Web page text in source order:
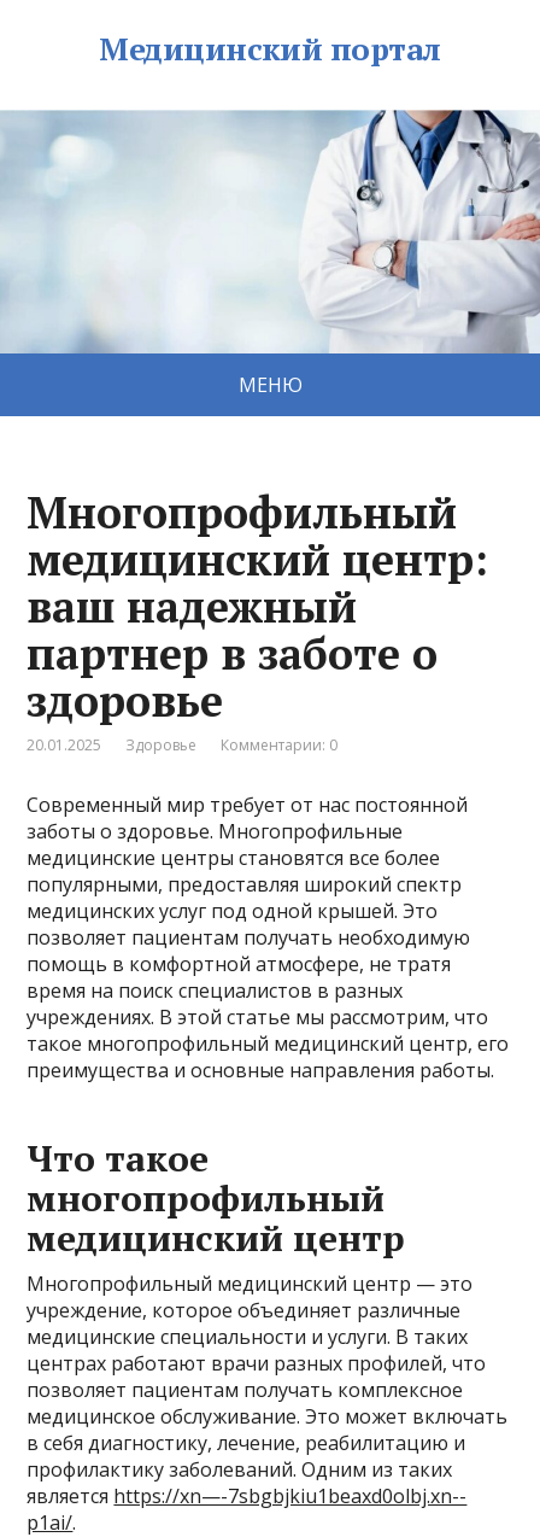
Медицинский портал
МЕНЮ
Многопрофильный
медицинский центр:
ваш надежный
партнер в заботе о
здоровье
20.01.2025 Здоровье Комментарии: 0
Современный мир требует от нас постоянной
заботы о здоровье. Многопрофильные
медицинские центры становятся все более
популярными, предоставляя широкий спектр
медицинских услуг под одной крышей. Это
позволяет пациентам получать необходимую
помощь в комфортной атмосфере, не тратя
время на поиск специалистов в разных
учреждениях. В этой статье мы рассмотрим, что
такое многопрофильный медицинский центр, его
преимущества и основные направления работы.
Что такое
многопрофильный
медицинский центр
Многопрофильный медицинский центр — это
учреждение, которое объединяет различные
медицинские специальности и услуги. В таких
центрах работают врачи разных профилей, что
позволяет пациентам получать комплексное
медицинское обслуживание. Это может включать
в себя диагностику, лечение, реабилитацию и
профилактику заболеваний. Одним из таких
является https://xn—-7sbgbjkiu1beaxd0olbj.xn--
p1ai/.